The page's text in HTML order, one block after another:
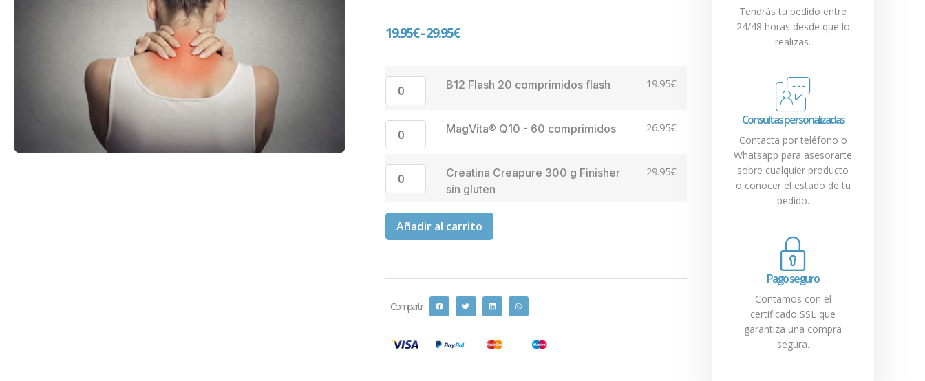
19.95€-29.95€
B12 Flash 20 comprimidos flash 19.95€
MagVita® Q10 - 60 comprimidos 26.95€
Creatina Creapure 300 g Finisher
sin gluten
29.95€
Añadir al carrito
Compartir :
Tendrás tu pedido entre
24/48 horas desde que lo
realizas.
Consultas personalizadas
Contacta por teléfono o
Whatsapp para asesorarte
sobre cualquier producto
o conocer el estado de tu
pedido.
Pago seguro
Contamos con el
certificado SSL que
garantiza una compra
segura.